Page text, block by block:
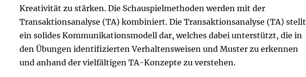
Kreativität zu stärken. Die Schauspielmethoden werden mit der
Transaktionsanalyse (TA) kombiniert. Die Transaktionsanalyse (TA) stellt
ein solides Kommunikationsmodell dar, welches dabei unterstützt, die in
den Übungen identifizierten Verhaltensweisen und Muster zu erkennen
und anhand der vielfältigen TA-Konzepte zu verstehen.